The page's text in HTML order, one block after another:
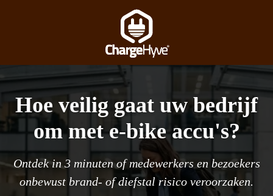
Hoe veilig gaat uw bedrijf
om met e-bike accu's?
Ontdek in 3 minuten of medewerkers en bezoekers
onbewust brand- of diefstal risico veroorzaken.